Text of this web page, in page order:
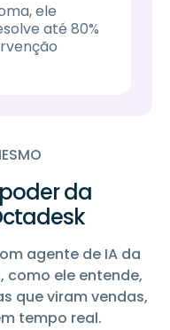
ele
até 80%
da
agente de IA da
como ele entende,
que viram vendas,
tempo real.